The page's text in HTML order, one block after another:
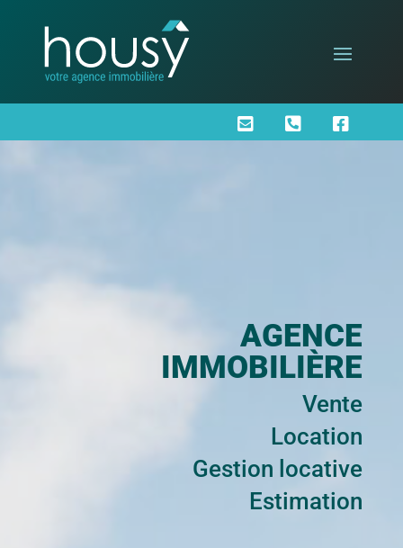
  
AGENCE
IMMOBILIÈRE
Vente
Location
Gestion locative
Estimation